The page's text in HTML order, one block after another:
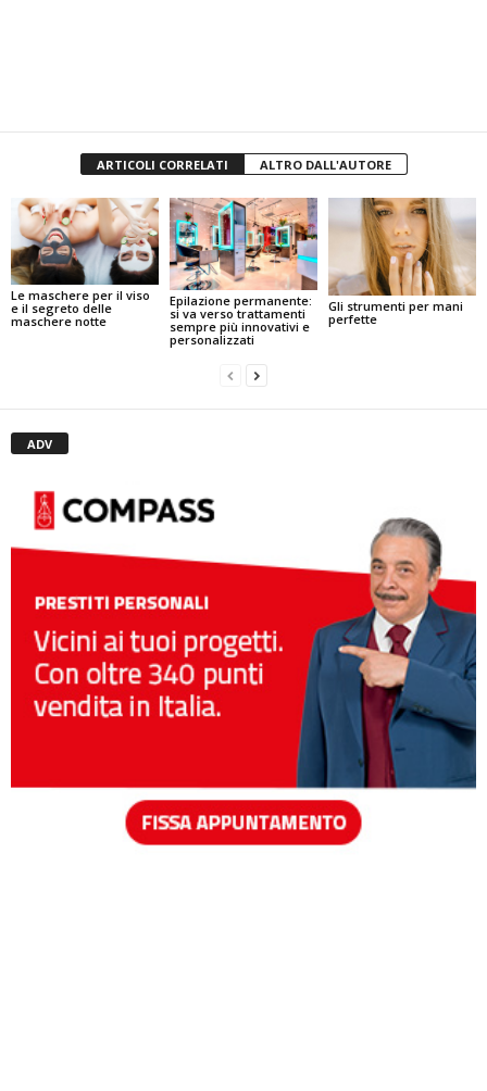
ARTICOLI CORRELATI ALTRO DALL'AUTORE
Le maschere per il viso
e il segreto delle
maschere notte
Epilazione permanente:
si va verso trattamenti
sempre più innovativi e
personalizzati
Gli strumenti per mani
perfette
ADV